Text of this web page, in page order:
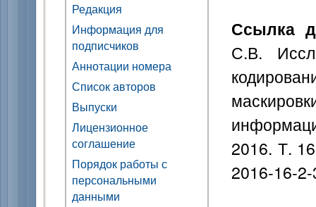
Редакция
Информация для
подписчиков
Аннотации номера
Список авторов
Выпуски
Лицензионное
соглашение
Порядок работы с
персональными
данными
Ссылка
С.В.
2016. Т.
2016-16-